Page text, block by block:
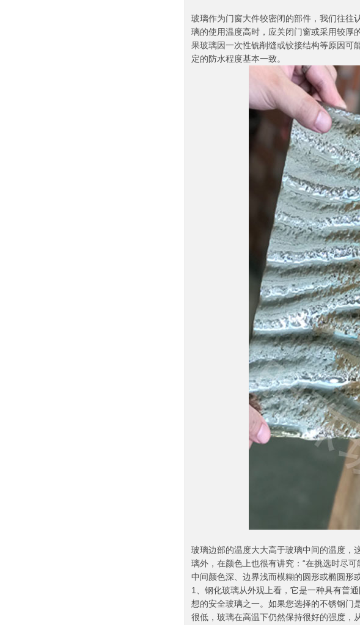
玻璃作为门窗大件较密闭的部件，我们往往
璃的使用温度高时，应关闭门窗或采用较厚
果玻璃因一次性铣削缝或铰接结构等原因可
定的防水程度基本一致。
玻璃边部的温度大大高于玻璃中间的温度，
璃外，在颜色上也很有讲究：“在挑选时尽
中间颜色深、边界浅而模糊的圆形或椭圆形
1、钢化玻璃从外观上看，它是一种具有普
想的安全玻璃之一。如果您选择的不锈钢门
很低，玻璃在高温下仍然保持很好的强度，